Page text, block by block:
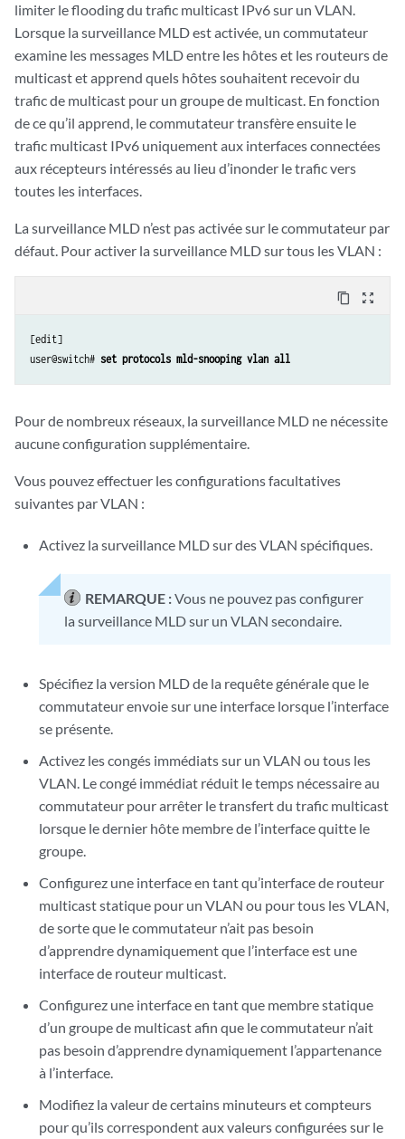
limiter le flooding du trafic multicast IPv6 sur un VLAN.
Lorsque la surveillance MLD est activée, un commutateur
examine les messages MLD entre les hôtes et les routeurs de
multicast et apprend quels hôtes souhaitent recevoir du
trafic de multicast pour un groupe de multicast. En fonction
de ce qu’il apprend, le commutateur transfère ensuite le
trafic multicast IPv6 uniquement aux interfaces connectées
aux récepteurs intéressés au lieu d’inonder le trafic vers
toutes les interfaces.
La surveillance MLD n’est pas activée sur le commutateur par
défaut. Pour activer la surveillance MLD sur tous les VLAN :
content_copy zoom_out_map
[edit]
user@switch# set protocols mld-snooping vlan all
Pour de nombreux réseaux, la surveillance MLD ne nécessite
aucune configuration supplémentaire.
Vous pouvez effectuer les configurations facultatives
suivantes par VLAN :
Activez la surveillance MLD sur des VLAN spécifiques.
REMARQUE :Vous ne pouvez pas configurer
la surveillance MLD sur un VLAN secondaire.
Spécifiez la version MLD de la requête générale que le
commutateur envoie sur une interface lorsque l’interface
se présente.
Activez les congés immédiats sur un VLAN ou tous les
VLAN. Le congé immédiat réduit le temps nécessaire au
commutateur pour arrêter le transfert du trafic multicast
lorsque le dernier hôte membre de l’interface quitte le
groupe.
Configurez une interface en tant qu’interface de routeur
multicast statique pour un VLAN ou pour tous les VLAN,
de sorte que le commutateur n’ait pas besoin
d’apprendre dynamiquement que l’interface est une
interface de routeur multicast.
Configurez une interface en tant que membre statique
d’un groupe de multicast afin que le commutateur n’ait
pas besoin d’apprendre dynamiquement l’appartenance
à l’interface.
Modifiez la valeur de certains minuteurs et compteurs
pour qu’ils correspondent aux valeurs configurées sur le